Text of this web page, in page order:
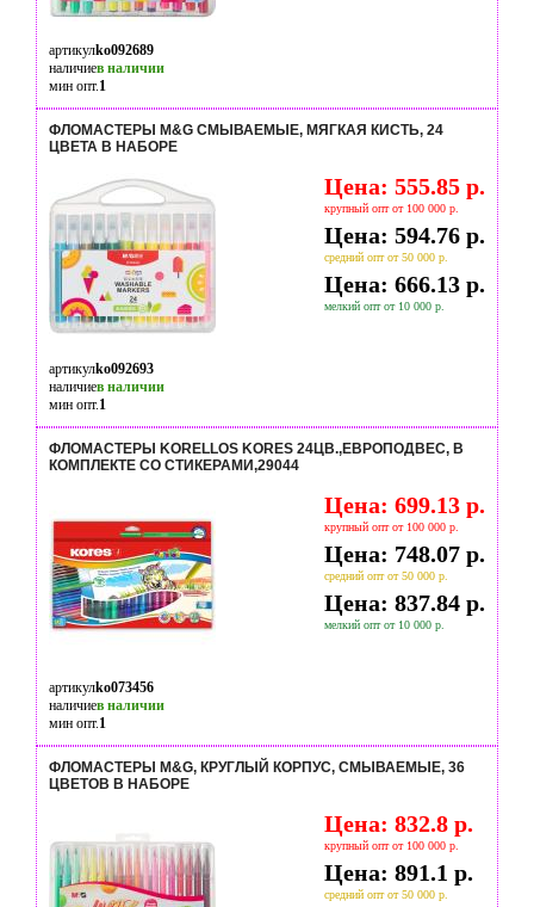
артикулko092689
наличиев наличии
мин опт.1
ФЛОМАСТЕРЫ M&G СМЫВАЕМЫЕ, МЯГКАЯ КИСТЬ, 24
ЦВЕТА В НАБОРЕ
Цена: 555.85 р.
крупный опт от 100 000 р.
Цена: 594.76 р.
средний опт от 50 000 р.
Цена: 666.13 р.
мелкий опт от 10 000 р.
артикулko092693
наличиев наличии
мин опт.1
ФЛОМАСТЕРЫ KORELLOS KORES 24ЦВ.,ЕВРОПОДВЕС, В
КОМПЛЕКТЕ СО СТИКЕРАМИ,29044
Цена: 699.13 р.
крупный опт от 100 000 р.
Цена: 748.07 р.
средний опт от 50 000 р.
Цена: 837.84 р.
мелкий опт от 10 000 р.
артикулko073456
наличиев наличии
мин опт.1
ФЛОМАСТЕРЫ M&G, КРУГЛЫЙ КОРПУС, СМЫВАЕМЫЕ, 36
ЦВЕТОВ В НАБОРЕ
Цена: 832.8 р.
крупный опт от 100 000 р.
Цена: 891.1 р.
средний опт от 50 000 р.